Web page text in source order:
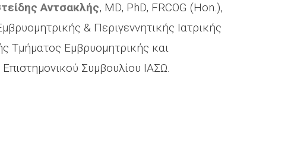
Αντσακλής, MD, PhD, FRCOG (Hon.),
& Περιγεννητικής Ιατρικής
Τμήματος Εμβρυομητρικής και
Συμβουλίου ΙΑΣΩ.